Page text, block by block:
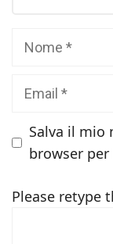
Salva il mio
browser
Please retype